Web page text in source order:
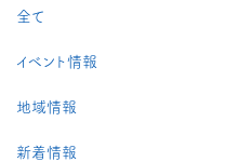
全て
イベント情報
地域情報
新着情報